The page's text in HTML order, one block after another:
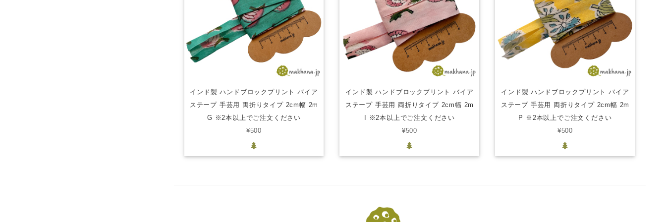
インド製 ハンドブロックプリント バイア
ステープ 手芸用 両折りタイプ 2cm幅 2m
G ※2本以上でご注文ください
¥500
インド製 ハンドブロックプリント バイア
ステープ 手芸用 両折りタイプ 2cm幅 2m
I ※2本以上でご注文ください
¥500
インド製 ハンドブロックプリント バイア
ステープ 手芸用 両折りタイプ 2cm幅 2m
P ※2本以上でご注文ください
¥500